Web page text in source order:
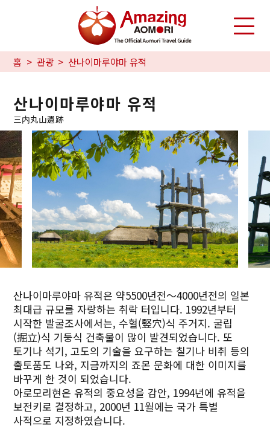
홈 관광 산나이마루야마 유적
산나이마루야마 유적
三内丸山遺跡
산나이마루야마 유적은 약5500년전～4000년전의 일본
최대급 규모를 자랑하는 취락 터입니다. 1992년부터
시작한 발굴조사에서는, 수혈(竪穴)식 주거지. 굴립
(掘立)식 기둥식 건축물이 많이 발견되었습니다. 또
토기나 석기, 고도의 기술을 요구하는 칠기나 비취 등의
출토품도 나와, 지금까지의 죠몬 문화에 대한 이미지를
바꾸게 한 것이 되었습니다.
아로모리현은 유적의 중요성을 감안, 1994년에 유적을
보전키로 결정하고, 2000년 11월에는 국가 특별
사적으로 지정하였습니다.